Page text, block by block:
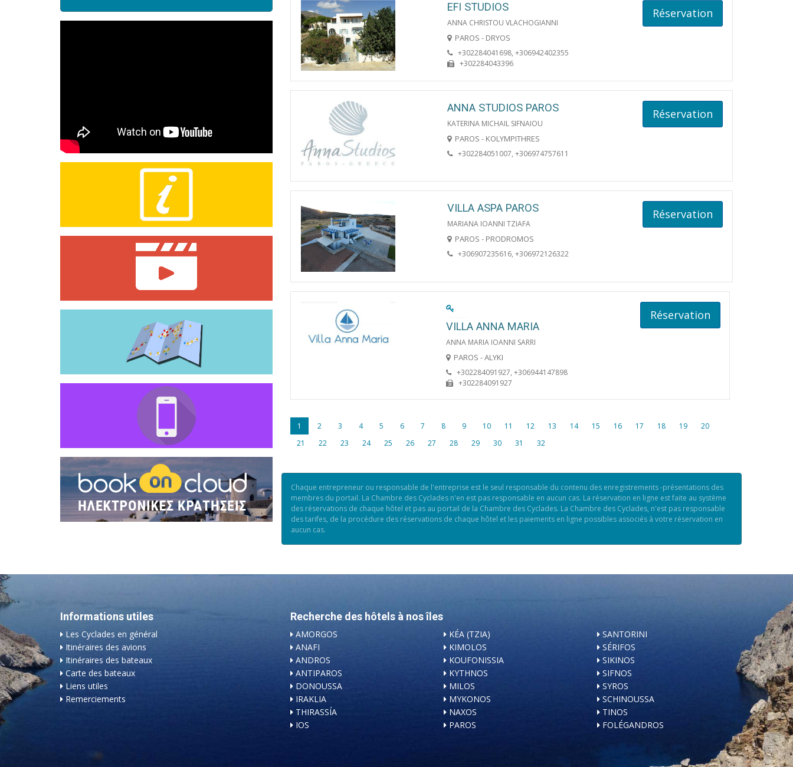
EFI STUDIOS
ANNA CHRISTOU VLACHOGIANNI
PAROS - DRYOS
+302284041698, +306942402355
+302284043396
Réservation
ANNA STUDIOS PAROS
KATERINA MICHAIL SIFNAIOU
PAROS - KOLYMPITHRES
+302284051007, +306974757611
Réservation
VILLA ASPA PAROS
MARIANA IOANNI TZIAFA
PAROS - PRODROMOS
+306907235616, +306972126322
Réservation
VILLA ANNA MARIA
ANNA MARIA IOANNI SARRI
PAROS - ALYKI
+302284091927, +306944147898
+302284091927
Réservation
1 2 3 4 5 6 7 8 9 10 11 12 13 14 15 16 17 18 19
20
21
22 23 24 25 26 27 28 29 30 31 32
Chaque entrepreneur ou responsable de l'entreprise est le seul responsable du contenu des enregistrements -présentations des
membres du portail. La Chambre des Cyclades n'en est pas responsable en aucun cas. La réservation en ligne est faite au système
des réservations de chaque hôtel et pas au portail de la Chambre des Cyclades. La Chambre des Cyclades, n'est pas responsable
des tarifes, de la procédure des réservations de chaque hôtel et les paiements en ligne possibles associés à votre réservation en
aucun cas.
Informations utiles
Les Cyclades en général
Itinéraires des avions
Itinéraires des bateaux
Carte des bateaux
Liens utiles
Remerciements
Recherche des hôtels à nos îles
AMORGOS
ANAFI
ANDROS
ANTIPAROS
DONOUSSA
IRAKLIA
THIRASSÍA
IOS
KÉA (TZIA)
KIMOLOS
KOUFONISSIA
KYTHNOS
MILOS
MYKONOS
NAXOS
PAROS
SANTORINI
SÉRIFOS
SIKINOS
SIFNOS
SYROS
SCHINOUSSA
TINOS
FOLÉGANDROS